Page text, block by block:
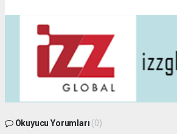
Okuyucu Yorumları (0)